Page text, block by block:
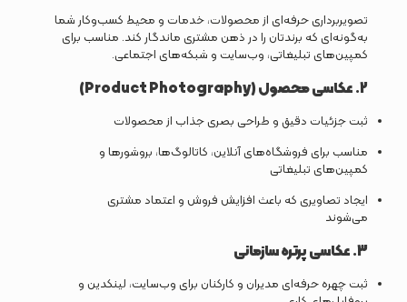
تصویربرداری حرفه‌ای از محصولات، خدمات و محیط کسب‌وکار شما
به‌گونه‌ای که برندتان را در ذهن مشتری ماندگار کند. مناسب برای
کمپین‌های تبلیغاتی، وب‌سایت و شبکه‌های اجتماعی.
2. عکاسی محصول (Product Photography)
ثبت جزئیات دقیق و طراحی بصری جذاب از محصولات
مناسب برای فروشگاه‌های آنلاین، کاتالوگ‌ها، بروشورها و
کمپین‌های تبلیغاتی
ایجاد تصاویری که باعث افزایش فروش و اعتماد مشتری
می‌شوند
3. عکاسی پرتره سازمانی
ثبت چهره حرفه‌ای مدیران و کارکنان برای وب‌سایت، لینکدین و